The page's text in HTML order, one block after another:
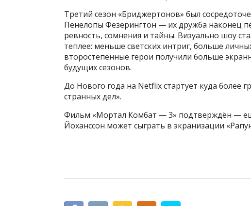
Третий сезон «Бриджертонов» был
Пенелопы Фезерингтон — их дружба наконец
ревность, сомнения и тайны. Визуально шоу
теплее: меньше светских интриг, больше
второстепенные герои получили больше
будущих сезонов.
До Нового года на Netflix стартует куда более
странных дел».
Фильм «Мортал Комбат — 3» подтверждён —
Йоханссон может сыграть в экранизации